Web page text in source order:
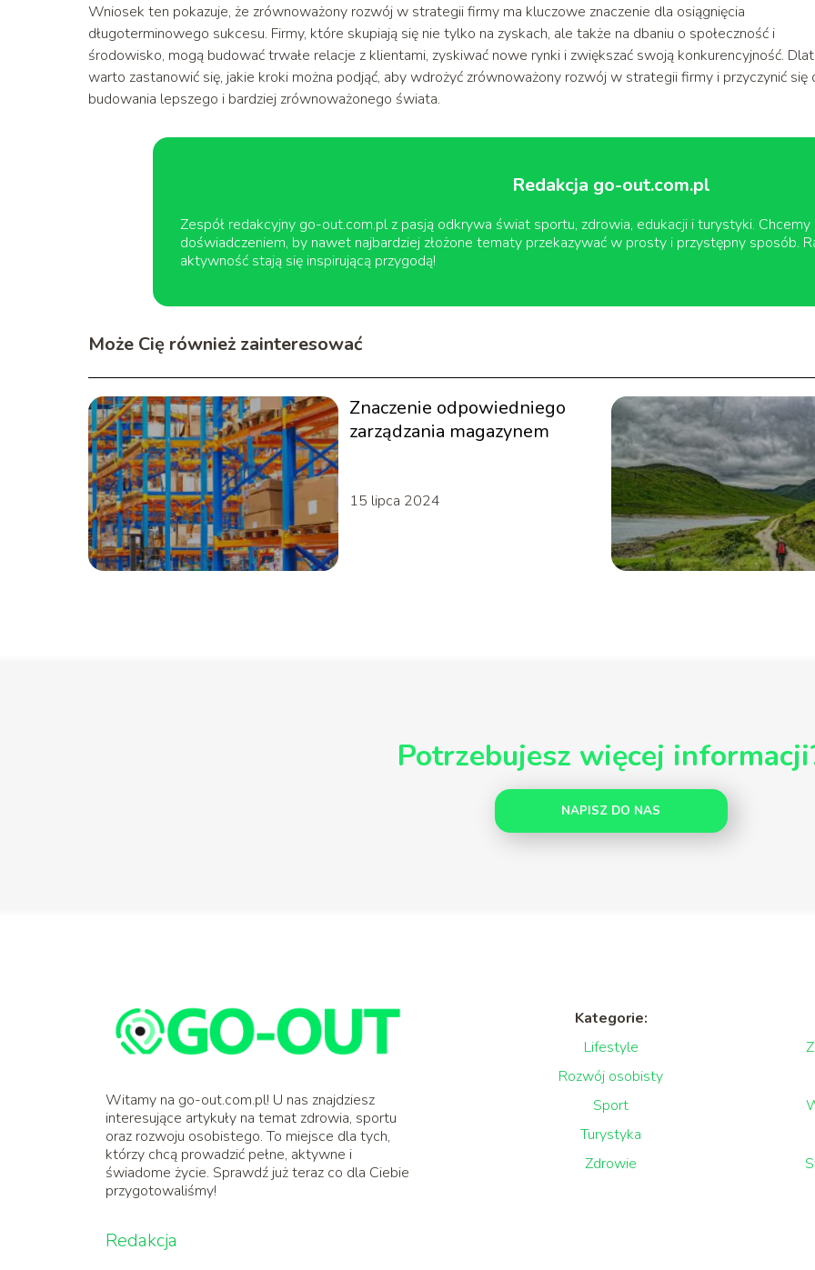
Wniosek ten pokazuje, że zrównoważony rozwój w strategii firmy ma kluczowe znaczenie dla osiągnięcia
długoterminowego sukcesu. Firmy, które skupiają się nie tylko na zyskach, ale także na dbaniu o społeczność i
środowisko, mogą budować trwałe relacje z klientami, zyskiwać nowe rynki i zwiększać swoją konkurencyjność.
warto zastanowić się, jakie kroki można podjąć, aby wdrożyć zrównoważony rozwój w strategii firmy i przyczynić się
budowania lepszego i bardziej zrównoważonego świata.
Redakcja go-out.com.pl
Zespół redakcyjny go-out.com.pl z pasją odkrywa świat sportu, zdrowia, edukacji i turystyki. Chcemy
doświadczeniem, by nawet najbardziej złożone tematy przekazywać w prosty i przystępny sposób.
aktywność stają się inspirującą przygodą!
Może Cię również zainteresować
Znaczenie odpowiedniego
zarządzania magazynem
15 lipca 2024
Potrzebujesz więcej
NAPISZ DO NAS
Witamy na go-out.com.pl! U nas znajdziesz
interesujące artykuły na temat zdrowia, sportu
oraz rozwoju osobistego. To miejsce dla tych,
którzy chcą prowadzić pełne, aktywne i
świadome życie. Sprawdź już teraz co dla Ciebie
przygotowaliśmy!
Redakcja
Kategorie:
Lifestyle
Rozwój osobisty
Sport
Turystyka
Zdrowie